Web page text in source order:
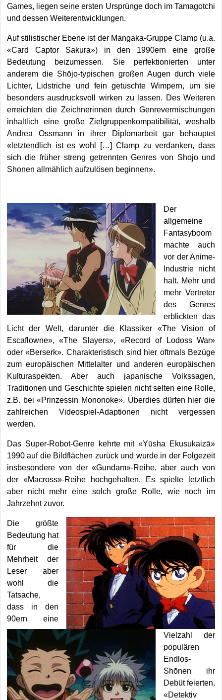
Games, liegen seine ersten Ursprünge doch im Tamagotchi
und dessen Weiterentwicklungen.
Auf stilistischer Ebene ist der Mangaka-Gruppe Clamp (u.a.
«Card Captor Sakura») in den 1990ern eine große
Bedeutung beizumessen. Sie perfektionierten unter
anderem die Shōjo-typischen großen Augen durch viele
Lichter, Lidstriche und fein getuschte Wimpern, um sie
besonders ausdrucksvoll wirken zu lassen. Des Weiteren
erreichten die Zeichnerinnen durch Genrevermischungen
inhaltlich eine große Zielgruppenkompatibilität, weshalb
Andrea Ossmann in ihrer Diplomarbeit gar behauptet
«letztendlich ist es wohl […] Clamp zu verdanken, dass
sich die früher streng getrennten Genres von Shojo und
Shonen allmählich aufzulösen beginnen».
Der
allgemeine
Fantasyboom
machte auch
vor der Anime-
Industrie nicht
halt. Mehr und
mehr Vertreter
des Genres
erblickten das
Licht der Welt, darunter die Klassiker «The Vision of
Escaflowne», «The Slayers», «Record of Lodoss War»
oder «Berserk». Charakteristisch sind hier oftmals Bezüge
zum europäischen Mittelalter und anderen europäischen
Kulturaspekten. Aber auch japanische Volkssagen,
Traditionen und Geschichte spielen nicht selten eine Rolle,
z.B. bei «Prinzessin Mononoke». Überdies dürfen hier die
zahlreichen Videospiel-Adaptionen nicht vergessen
werden.
Das Super-Robot-Genre kehrte mit «Yūsha Ekusukaizā»
1990 auf die Bildflächen zurück und wurde in der Folgezeit
insbesondere von der «Gundam»-Reihe, aber auch von
der «Macross»-Reihe hochgehalten. Es spielte letztlich
aber nicht mehr eine solch große Rolle, wie noch im
Jahrzehnt zuvor.
Die größte
Bedeutung hat
für die
Mehrheit der
Leser aber
wohl die
Tatsache,
dass in den
90ern eine
Vielzahl der
populären
Endlos-
Shōnen ihr
Debüt feierten.
«Detektiv